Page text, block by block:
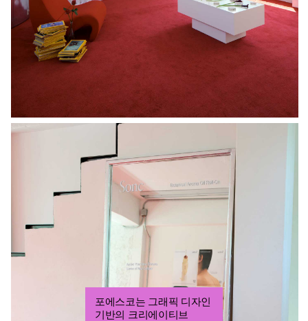
포에스코는 그래픽 디자인
기반의 크리에이티브
포에스코
조열음